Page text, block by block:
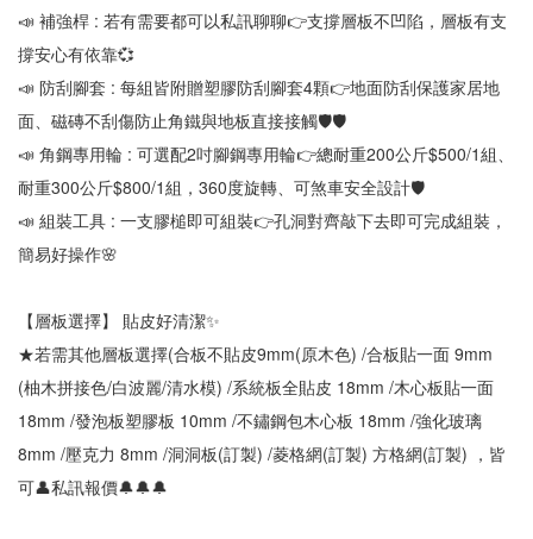
📣 補強桿 : 若有需要都可以私訊聊聊👉支撐層板不凹陷，層板有支
撐安心有依靠💞
📣 防刮腳套 : 每組皆附贈塑膠防刮腳套4顆👉地面防刮保護家居地
面、磁磚不刮傷防止角鐵與地板直接接觸🛡🛡
📣 角鋼專用輪 : 可選配2吋腳鋼專用輪👉總耐重200公斤$500/1組、
耐重300公斤$800/1組，360度旋轉、可煞車安全設計🛡
📣 組裝工具 : 一支膠槌即可組裝👉孔洞對齊敲下去即可完成組裝，
簡易好操作🌸
【層板選擇】 貼皮好清潔✨
★若需其他層板選擇(合板不貼皮9mm(原木色) /合板貼一面 9mm
(柚木拼接色/白波麗/清水模) /系統板全貼皮 18mm /木心板貼一面
18mm /發泡板塑膠板 10mm /不鏽鋼包木心板 18mm /強化玻璃
8mm /壓克力 8mm /洞洞板(訂製) /菱格網(訂製) 方格網(訂製) ，皆
可👤私訊報價🔔🔔🔔